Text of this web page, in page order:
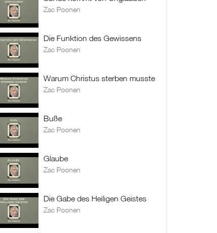
Zac Poonen
Die Funktion des Gewissens
Zac Poonen
Warum Christus sterben musste
Zac Poonen
Buße
Zac Poonen
Glaube
Zac Poonen
Die Gabe des Heiligen Geistes
Zac Poonen